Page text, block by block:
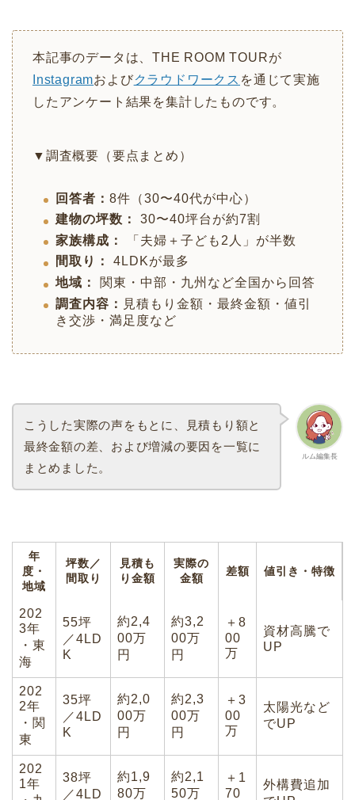
本記事のデータは、THE ROOM TOURが
Instagramおよびクラウドワークス を通じて実施
したアンケート結果を集計したものです。
▼調査概要（要点まとめ）
回答者： 8件（30〜40代が中心）
建物の坪数：
30〜40坪台が約7割
家族構成：
「夫婦＋子ども2人」が半数
間取り：
4LDKが最多
地域：
関東・中部・九州など全国から回答
調査内容： 見積もり金額・最終金額・値引
き交渉・満足度など
ルム編集長
こうした実際の声をもとに、見積もり額と
最終金額の差、および増減の要因を一覧に
まとめました。
年
度・
地域
坪数／
間取り
見積も
り金額
実際の
金額
差額 値引き・特徴
202
3年
・東
海
55坪
／4LD
K
約2,4
00万
円
約3,2
00万
円
＋8
00
万
資材高騰で
UP
202
2年
・関
東
35坪
／4LD
K
約2,0
00万
円
約2,3
00万
円
＋3
00
万
太陽光など
でUP
202
1年
38坪
／4LD
約1,9
80万
約2,1
50万
＋1
70
外構費追加